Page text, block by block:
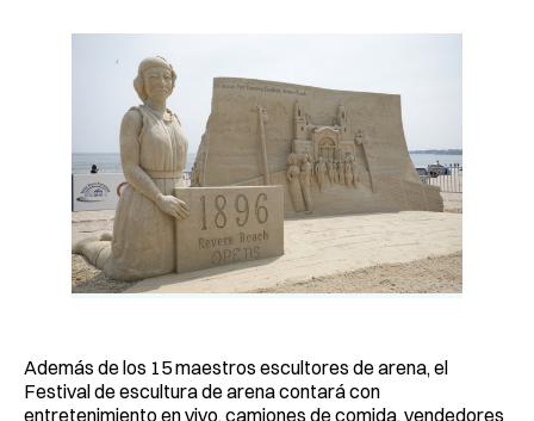
Además de los 15 maestros escultores de arena, el
Festival de escultura de arena contará con
entretenimiento en vivo, camiones de comida, vendedores